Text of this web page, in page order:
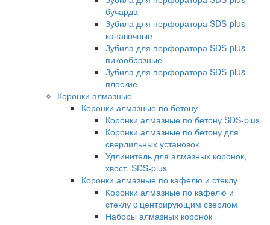
бучарда
Зубила для перфоратора SDS-plus
канавочные
Зубила для перфоратора SDS-plus
пикообразные
Зубила для перфоратора SDS-plus
плоские
Коронки алмазные
Коронки алмазные по бетону
Коронки алмазные по бетону SDS-plus
Коронки алмазные по бетону для
сверлильных установок
Удлинитель для алмазных коронок,
хвост. SDS-plus
Коронки алмазные по кафелю и стеклу
Коронки алмазные по кафелю и
стеклу c центрирующим сверлом
Наборы алмазных коронок